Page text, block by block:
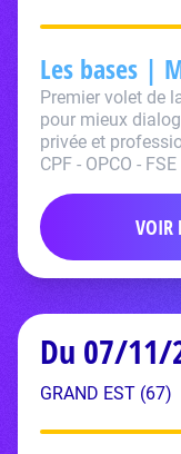
Les bases |
Premier volet de
pour mieux
privée et
CPF - OPCO - FSE
VOIR
Du 07/
GRAND EST (67)